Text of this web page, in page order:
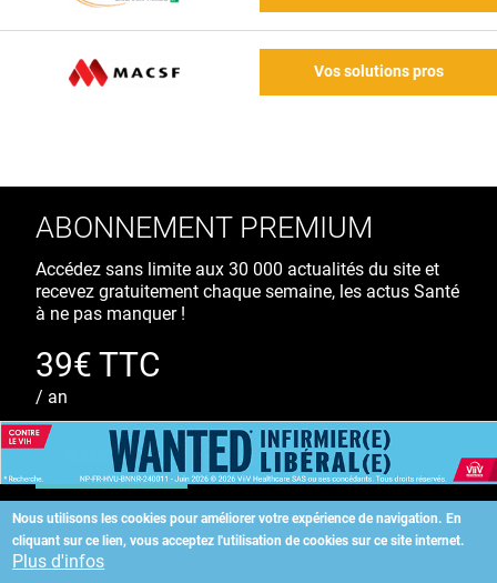
Vos solutions pros
Nous utilisons les cookies pour améliorer votre expérience de navigation. En
cliquant sur ce lien, vous acceptez l'utilisation de cookies sur ce site internet.
Plus d'infos
ABONNEMENT PREMIUM
Accédez sans limite aux 30 000 actualités du site et
recevez gratuitement chaque semaine, les actus Santé
à ne pas manquer !
39€ TTC
/ an
S'ABONNER
Copyright©2026 ALLIEDHEALTH